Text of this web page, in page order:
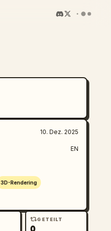
10. Dez. 2025
EN
3D-Rendering
GETEILT